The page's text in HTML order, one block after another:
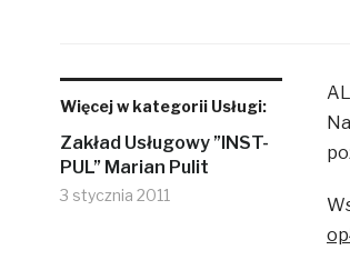
Więcej w kategorii Usługi:
Zakład Usługowy ”INST-
PUL” Marian Pulit
3 stycznia 2011